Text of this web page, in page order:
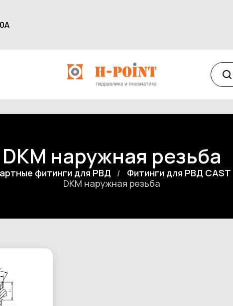
DKM наружная резьба
фитинги для РВД Фитинги для РВД CAST
DKM наружная резьба